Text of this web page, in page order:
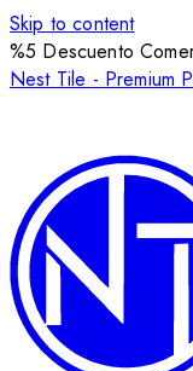
Skip to content
%5 Descuento
Nest Tile - Premium